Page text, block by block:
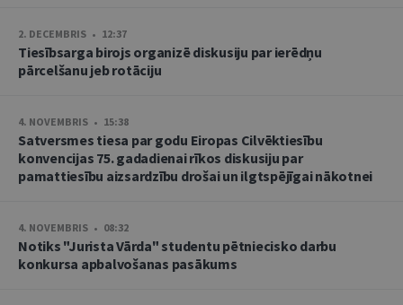
2. DECEMBRIS • 12:37
Tiesībsarga birojs organizē diskusiju par ierēdņu
pārcelšanu jeb rotāciju
4. NOVEMBRIS • 15:38
Satversmes tiesa par godu Eiropas Cilvēktiesību
konvencijas 75. gadadienai rīkos diskusiju par
pamattiesību aizsardzību drošai un ilgtspējīgai nākotnei
4. NOVEMBRIS • 08:32
Notiks "Jurista Vārda" studentu pētniecisko darbu
konkursa apbalvošanas pasākums